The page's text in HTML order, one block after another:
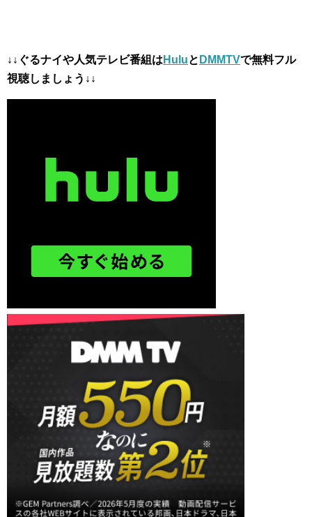
↓↓ぐるナイや人気テレビ番組は Huluと DMMTVで無料フル
視聴しましょう↓↓